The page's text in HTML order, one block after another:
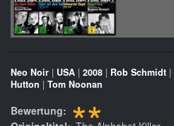
Neo Noir | USA | 2008 | Rob Schmidt |
Hutton | Tom Noonan
Bewertung